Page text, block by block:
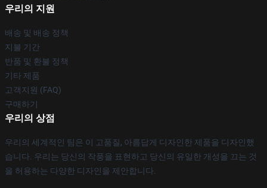
우리의 지원
배송 및 배송 정책
지불 기간
반품 및 환불 정책
기타 제품
고객지원 (FAQ)
구매하기
우리의 상점
우리의 세계적인 팀은 이 고품질, 아름답게 디자인한 제품을 디자인했
습니다. 우리는 당신의 작풍을 표현하고 당신의 유일한 개성을 끄는 것
을 허용하는 다양한 디자인을 제안합니다.